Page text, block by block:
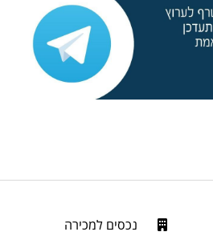
נכסים למכירה